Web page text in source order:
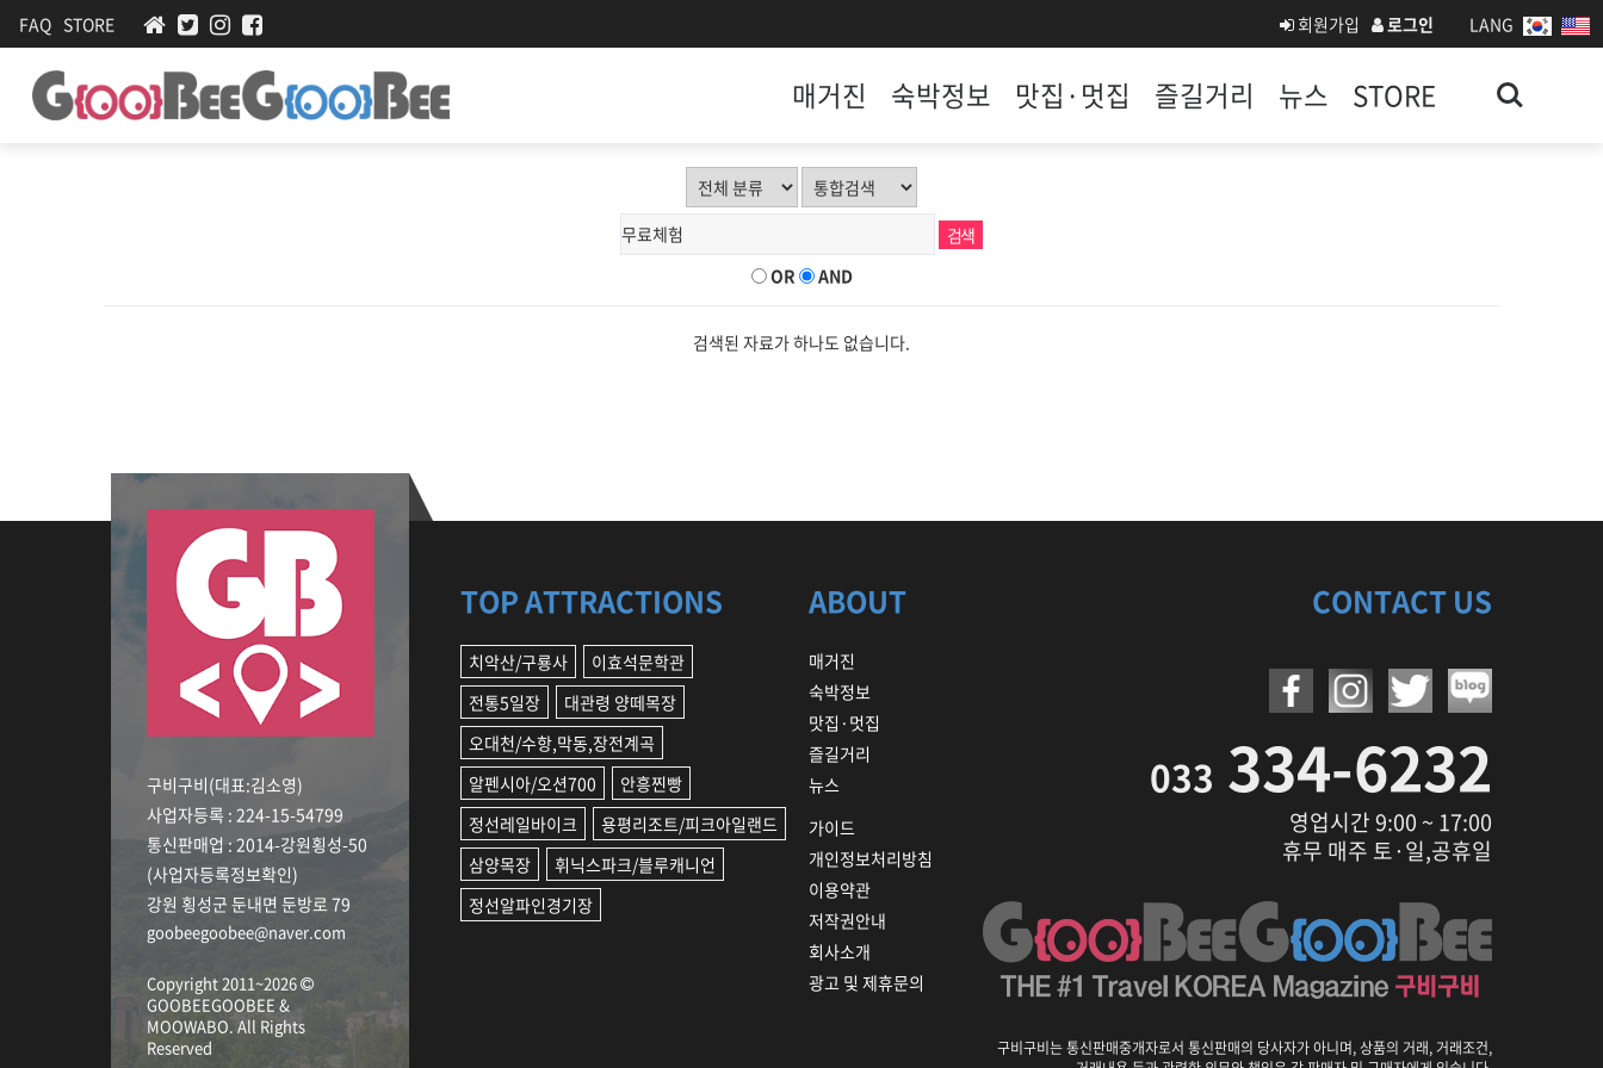
FAQ STORE LANG
회원가입 로그인
매거진 숙박정보 맛집·멋집 즐길거리 뉴스 STORE Search
OR AND
검색된 자료가 하나도 없습니다.
TOP ATTRACTIONS
치악산/구룡사
이효석문학관
전통5일장
대관령 양떼목장
오대천/수항,막동,장전계곡
알펜시아/오션700
안흥찐빵
정선레일바이크
용평리조트/피크아일랜드
삼양목장
휘닉스파크/블루캐니언
정선알파인경기장
ABOUT
매거진
숙박정보
맛집·멋집
즐길거리
뉴스
가이드
개인정보처리방침
이용약관
저작권안내
회사소개
광고 및 제휴문의
CONTACT US
033 334-6232
영업시간 9:00 ~ 17:00
휴무 매주 토·일,공휴일
구비구비는 통신판매중개자로서 통신판매의 당사자가 아니며, 상품의 거래, 거래조건,
구비구비(대표:김소영)
사업자등록 : 224-15-54799
통신판매업 : 2014-강원횡성-50
(사업자등록정보확인)
강원 횡성군 둔내면 둔방로 79
goobeegoobee@naver.com
Copyright 2011~2026
GOOBEEGOOBEE &
MOOWABO .All Rights
Reserved